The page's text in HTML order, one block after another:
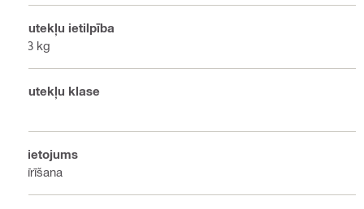
Putekļu ietilpība
23 kg
Putekļu klase
Lietojums
Tīrīšana